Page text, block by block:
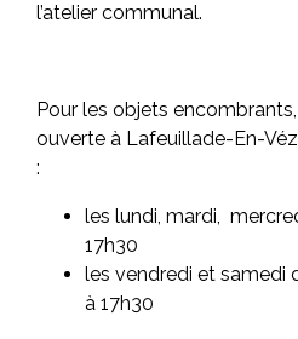
l’atelier communal.
Pour les objets
ouverte à Lafeuillade-En-
:
les lundi, mardi,
17h30
les vendredi et samedi
à 17h30